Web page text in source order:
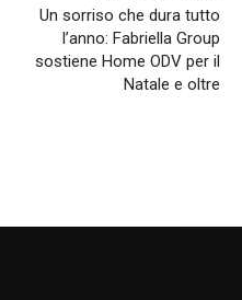
Un sorriso che dura tutto
l’anno: Fabriella Group
sostiene Home ODV per il
Natale e oltre